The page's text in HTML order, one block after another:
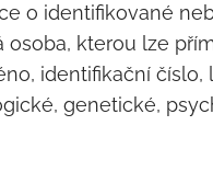
o identifikované
kterou lze
identifikační
genetické,